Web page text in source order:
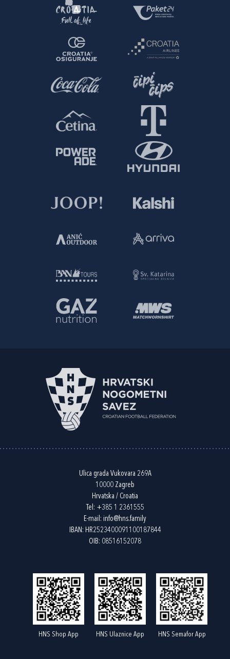
Ulica grada Vukovara 269A
10000 Zagreb
Hrvatska / Croatia
Tel: +385 1 2361555
E-mail: info@hns.family
IBAN: HR2523400091100187844
OIB: 08516152078
HNS Shop App HNS Ulaznice App HNS Semafor App